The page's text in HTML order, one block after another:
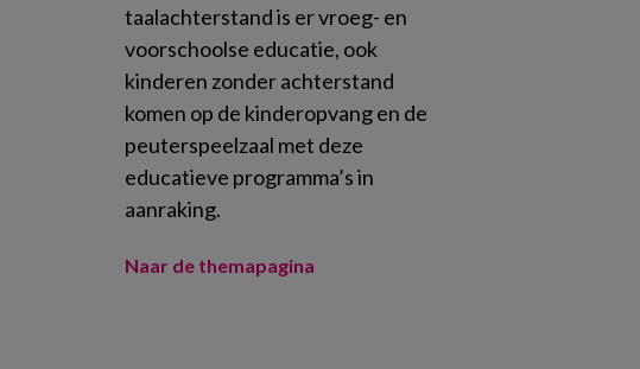
taalachterstand is er vroeg- en
voorschoolse educatie, ook
kinderen zonder achterstand
komen op de kinderopvang en de
peuterspeelzaal met deze
educatieve programma’s in
aanraking.
Naar de themapagina